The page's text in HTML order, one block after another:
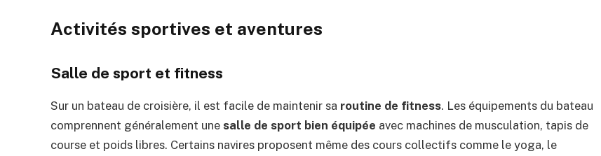
Activités sportives et aventures
Salle de sport et fitness
Sur un bateau de croisière, il est facile de maintenir sa routine de fitness. Les équipements du bateau
comprennent généralement une salle de sport bien équipée avec machines de musculation, tapis de
course et poids libres. Certains navires proposent même des cours collectifs comme le yoga, le